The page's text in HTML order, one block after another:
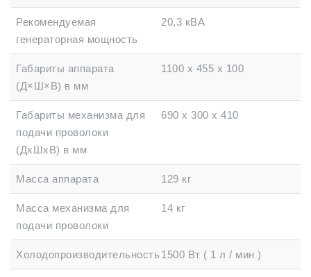
Рекомендуемая
генераторная мощность
20,3 кВА
Габариты аппарата
(Д×Ш×В) в мм
1100 х 455 х 100
Габариты механизма для
подачи проволоки
(ДхШхВ) в мм
690 х 300 х 410
Масса аппарата 129 кг
Масса механизма для
подачи проволоки
14 кг
Холодопроизводительность 1500 Вт ( 1 л / мин )